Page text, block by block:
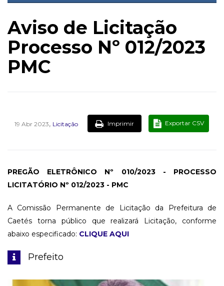
Aviso de Licitação
Processo Nº 012/2023
PMC
19 Abr 2023, Licitação Imprimir Exportar CSV
PREGÃO ELETRÔNICO Nº 010/2023 - PROCESSO
LICITATÓRIO Nº 012/2023 - PMC
A Comissão Permanente de Licitação da Prefeitura de
Caetés torna público que realizará Licitação, conforme
abaixo especificado: CLIQUE AQUI
Prefeito